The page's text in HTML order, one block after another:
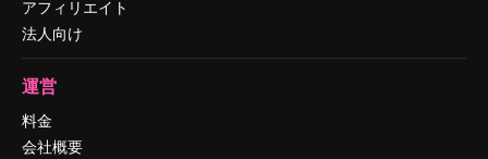
アフィリエイト
法人向け
運営
料金
会社概要